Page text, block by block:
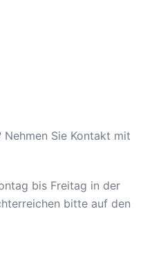
Nehmen Sie Kontakt mit
bis Freitag in der
bitte auf den